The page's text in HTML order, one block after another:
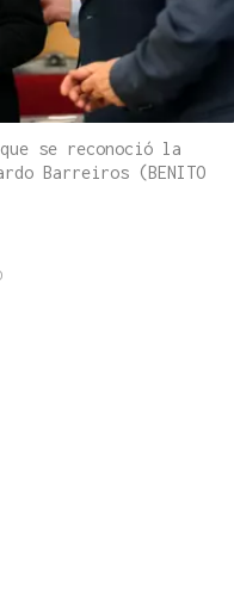
se reconoció la
Barreiros (BENITO